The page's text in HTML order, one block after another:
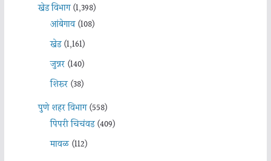
खेड विभाग(1,398)
आंबेगाव(108)
खेड(1,161)
जुन्नर(140)
शिरूर(38)
पुणे शहर विभाग(558)
पिंपरी चिचंवड(409)
मावळ(112)